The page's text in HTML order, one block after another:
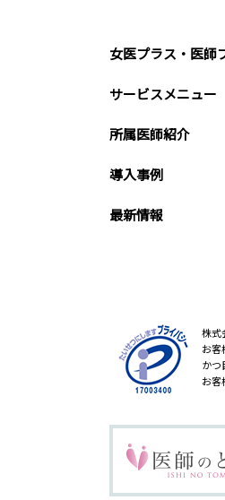
女医プラス・医師
サービスメニュー
所属医師紹介
導入事例
最新情報
株式
お客
かつ
お客